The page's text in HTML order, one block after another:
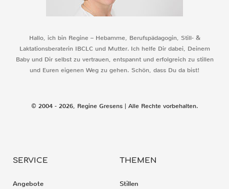
Hallo, ich bin Regine – Hebamme, Berufspädagogin, Still- &
Laktationsberaterin IBCLC und Mutter. Ich helfe Dir dabei, Deinem
Baby und Dir selbst zu vertrauen, entspannt und erfolgreich zu stillen
und Euren eigenen Weg zu gehen. Schön, dass Du da bist!
© 2004 - 2026, Regine Gresens | Alle Rechte vorbehalten.
SERVICE
Angebote
THEMEN
Stillen